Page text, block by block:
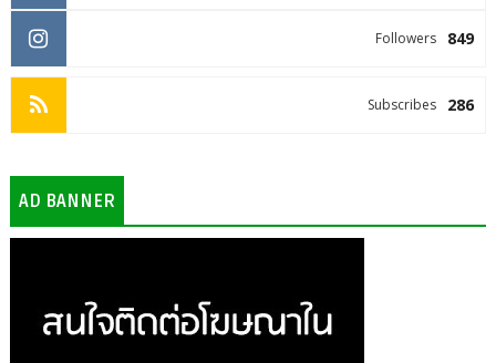
849
Followers
286
Subscribes
AD BANNER